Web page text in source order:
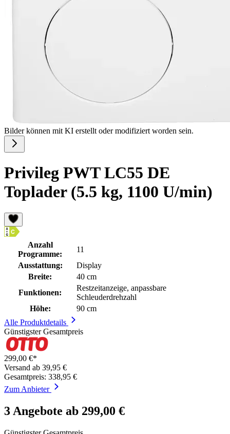
Bilder können mit KI erstellt oder modifiziert worden sein.
Privileg PWT LC55 DE
Toplader (5.5 kg, 1100 U/min)
Anzahl
Programme:
11
Ausstattung:
Display
Breite:
40 cm
Funktionen:
Restzeitanzeige, anpassbare
Schleuderdrehzahl
Höhe:
90 cm
Alle Produktdetails
Günstigster Gesamtpreis
299,00 €*
Versand ab 39,95 €
Gesamtpreis: 338,95 €
Zum Anbieter
3 Angebote ab 299,00 €